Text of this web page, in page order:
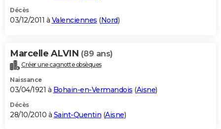
Décès
03/12/2011 à Valenciennes (Nord)
Marcelle ALVIN (89 ans)
Créer une cagnotte obsèques
Naissance
03/04/1921 à Bohain-en-Vermandois (Aisne)
Décès
28/10/2010 à Saint-Quentin (Aisne)